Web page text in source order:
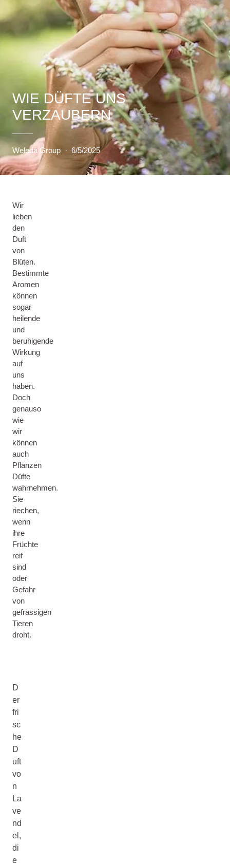
WIE DÜFTE UNS
VERZAUBERN
Weleda Group · 6/5/2025
Wir
lieben
den
Duft
von
Blüten.
Bestimmte
Aromen
können
sogar
heilende
und
beruhigende
Wirkung
auf
uns
haben.
Doch
genauso
wie
wir
können
auch
Pflanzen
Düfte
wahrnehmen.
Sie
riechen,
wenn
ihre
Früchte
reif
sind
oder
Gefahr
von
gefrässigen
Tieren
droht.
D
er
fri
sc
he
D
uft
vo
n
La
ve
nd
el,
di
e